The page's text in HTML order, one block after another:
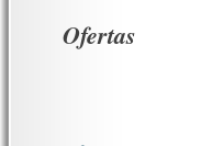
Ofertas